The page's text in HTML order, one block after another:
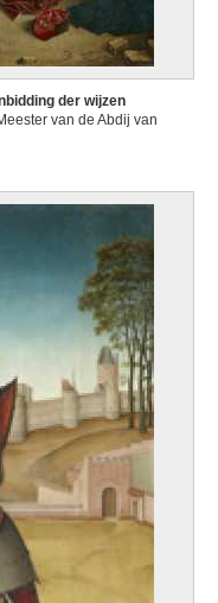
der wijzen
van de Abdij van